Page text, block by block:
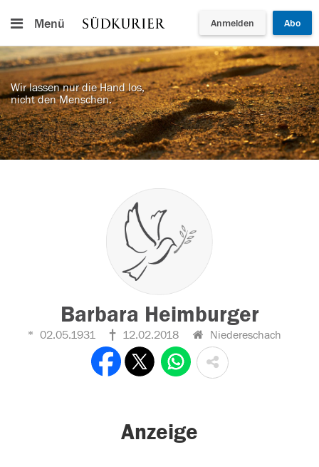
Menü Anmelden Abo
Wir lassen nur die Hand los,
nicht den Menschen.
Barbara Heimburger
02.05.1931 12.02.2018 Niedereschach
Anzeige